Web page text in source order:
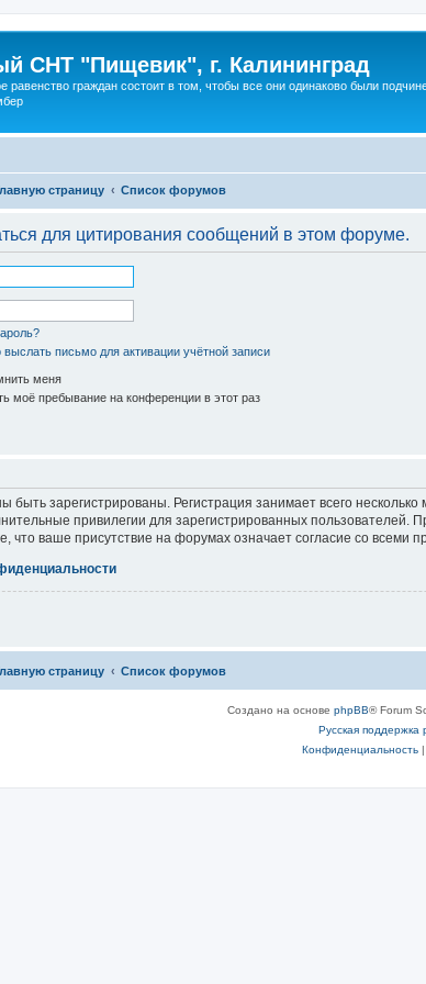
СНТ "Пищевик", г. Калининград
равенство граждан состоит в том, чтобы все они одинаково были
страницу Список форумов
для цитирования сообщений в этом форуме.
выслать письмо для активации учётной записи
меня
моё пребывание на конференции в этот раз
зарегистрированы. Регистрация занимает всего
привилегии для зарегистрированных пользователей.
ваше присутствие на форумах означает согласие со всеми
страницу Список форумов
Создано на основе phpBB® Forum
Русская поддержка
Конфиденциальность|